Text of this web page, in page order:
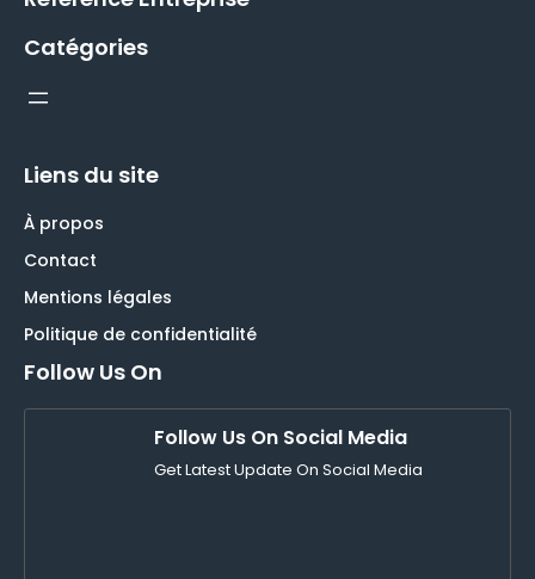
Catégories
Liens du site
À propos
Contact
Mentions légales
Politique de confidentialité
Follow Us On
Follow Us On Social Media
Get Latest Update On Social Media